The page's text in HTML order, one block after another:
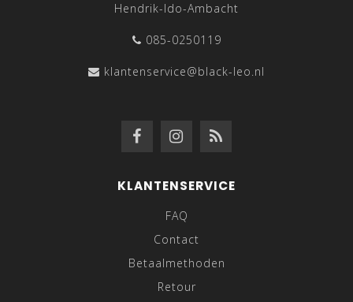
Hendrik-Ido-Ambacht
085-0250119
klantenservice@black-leo.nl
KLANTENSERVICE
FAQ
Contact
Betaalmethoden
Retour